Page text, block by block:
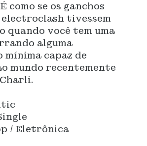
como se os ganchos
electroclash tivessem
quando você tem uma
alguma
mínima capaz de
mundo recentemente
/ Eletrônica